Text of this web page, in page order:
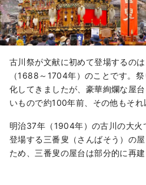
古川祭が文献に初めて登場するの
（1688～1704年）のことです。
化してきましたが、豪華絢爛な屋
いもので約100年前、その他もそれ
明治37年（1904年）の古川の大火
登場する三番叟（さんばそう）の
ため、三番叟の屋台は部分的に再建